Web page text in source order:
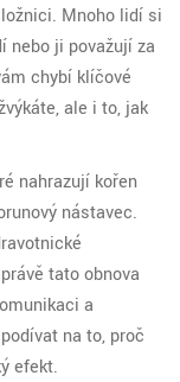
Mnoho lidí si
nebo ji považují za
chybí klíčové
ale i to, jak
nahrazují kořen
nástavec.
tato obnova
a
na to, proč
efekt.